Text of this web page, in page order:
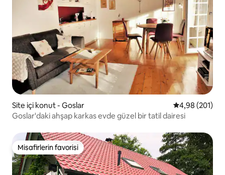
Site içi konut - Goslar 5 üzerinden
4,98 (201)
Goslar'daki ahşap karkas evde güzel bir tatil dairesi
Misafirlerin favorisi
Misafirlerin favorisi